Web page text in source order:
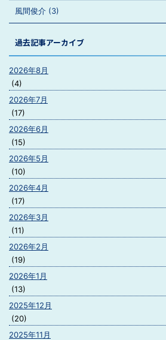
風間俊介 (3)
過去記事アーカイブ
2026年8月
(4)
2026年7月
(17)
2026年6月
(15)
2026年5月
(10)
2026年4月
(17)
2026年3月
(11)
2026年2月
(19)
2026年1月
(13)
2025年12月
(20)
2025年11月